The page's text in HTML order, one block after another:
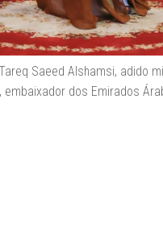
Saeed Alshamsi, adido
dos Emirados